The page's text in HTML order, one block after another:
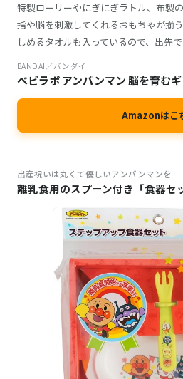
特製ローリーやにぎにぎラトル、布製
指や脳を刺激してくれるおもちゃが揃
しめるタオルも入っているので、出先
BANDAI／バンダイ
ベビラボ アンパンマン 脳を育む
Amazonはこ
出産祝いは丸くて優しいアンパンマンを
離乳食用のスプーン付き「食器セ